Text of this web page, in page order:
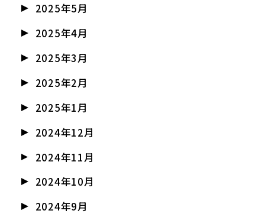
2025年5月
2025年4月
2025年3月
2025年2月
2025年1月
2024年12月
2024年11月
2024年10月
2024年9月